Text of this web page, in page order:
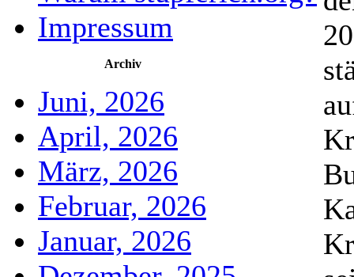
Impressum
Archiv
Juni, 2026
April, 2026
März, 2026
Februar, 2026
Januar, 2026